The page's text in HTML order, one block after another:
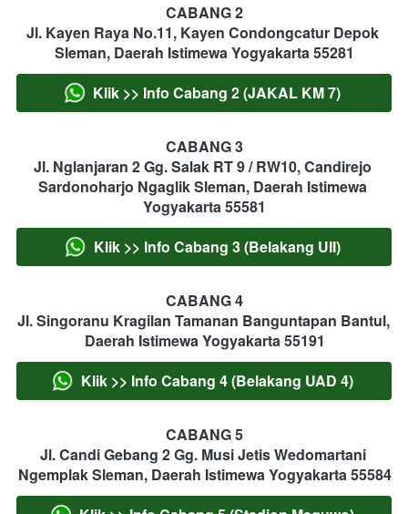
CABANG 2
Jl. Kayen Raya No.11, Kayen Condongcatur Depok
Sleman, Daerah Istimewa Yogyakarta 55281
` Klik >> Info Cabang 2 (JAKAL KM 7)
CABANG 3
Jl. Nglanjaran 2 Gg. Salak RT 9 / RW10, Candirejo
Sardonoharjo Ngaglik Sleman, Daerah Istimewa
Yogyakarta 55581
` Klik >> Info Cabang 3 (Belakang UII)
CABANG 4
Jl. Singoranu Kragilan Tamanan Banguntapan Bantul,
Daerah Istimewa Yogyakarta 55191
` Klik >> Info Cabang 4 (Belakang UAD 4)
CABANG 5
Jl. Candi Gebang 2 Gg. Musi Jetis Wedomartani
Ngemplak Sleman, Daerah Istimewa Yogyakarta 55584